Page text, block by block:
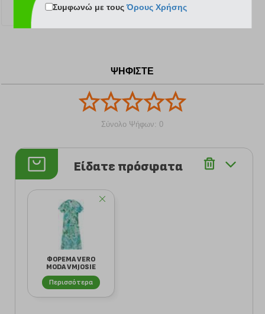
ΨΗΦΙΣΤΕ
Σύνολο Ψήφων: 0
Είδατε πρόσφατα
ΦΟΡΕΜΑ VERO
MODA VMJOSIE
10323764
ΠΟΛΥΧΡΩΜΟ
Περισσότερα
Συμφωνώ με τουςΌρους Χρήσης